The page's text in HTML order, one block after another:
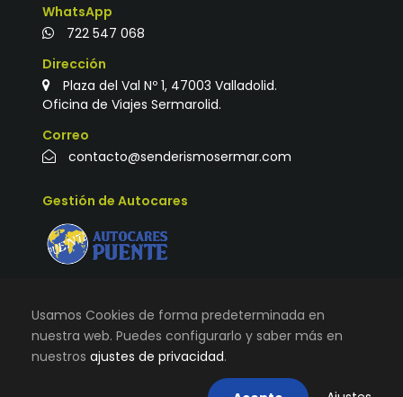
WhatsApp
722 547 068
Dirección
Plaza del Val Nº 1, 47003 Valladolid.
Oficina de Viajes Sermarolid.
Correo
contacto@senderismosermar.com
Gestión de Autocares
AVISO LEGAL, TÉRMINOS Y CONDICIONES DE
Usamos Cookies de forma predeterminada en
nuestra web. Puedes configurarlo y saber más en
nuestros ajustes de privacidad.